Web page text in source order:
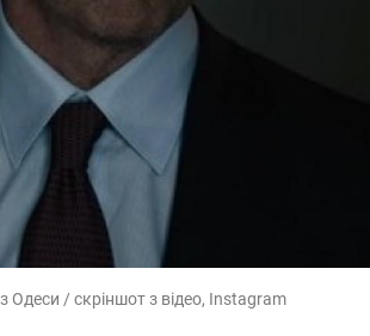
/ скріншот з відео, Instagram